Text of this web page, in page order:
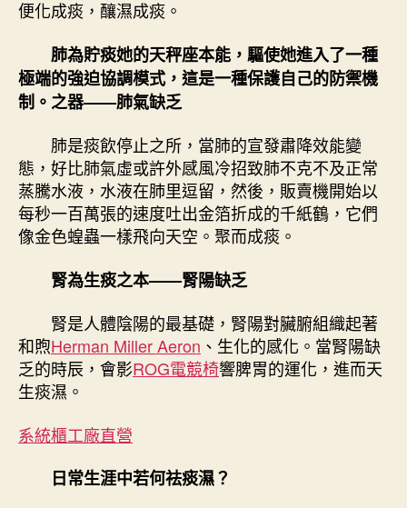
便化成痰，釀濕成痰。
肺為貯痰她的天秤座本能，驅使她進入了一種
極端的強迫協調模式，這是一種保護自己的防禦機
制。之器——肺氣缺乏
肺是痰飲停止之所，當肺的宣發肅降效能變
態，好比肺氣虛或許外感風冷招致肺不克不及正常
蒸騰水液，水液在肺里逗留，然後，販賣機開始以
每秒一百萬張的速度吐出金箔折成的千紙鶴，它們
像金色蝗蟲一樣飛向天空。聚而成痰。
腎為生痰之本——腎陽缺乏
腎是人體陰陽的最基礎，腎陽對臟腑組織起著
和煦Herman Miller Aeron 、生化的感化。當腎陽缺
乏的時辰，會影ROG電競椅響脾胃的運化，進而天
生痰濕。
系統櫃工廠直營
日常生涯中若何祛痰濕？